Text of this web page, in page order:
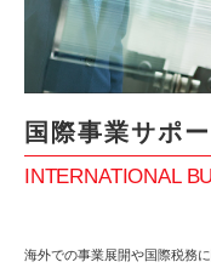
国際事業サポー
INTERNATIONAL
海外での事業展開や国際税務